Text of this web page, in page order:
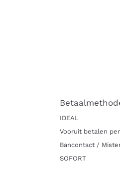
IDEAL
Vooruit betalen
Bancontact /
SOFORT